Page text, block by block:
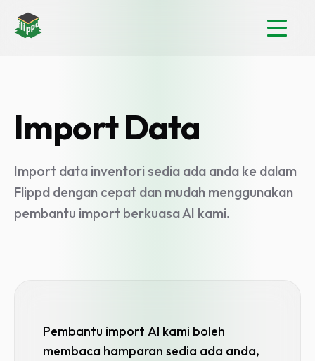
Import Data
Import data inventori sedia ada anda ke dalam
Flippd dengan cepat dan mudah menggunakan
pembantu import berkuasa AI kami.
Pembantu import AI kami boleh
membaca hamparan sedia ada anda,